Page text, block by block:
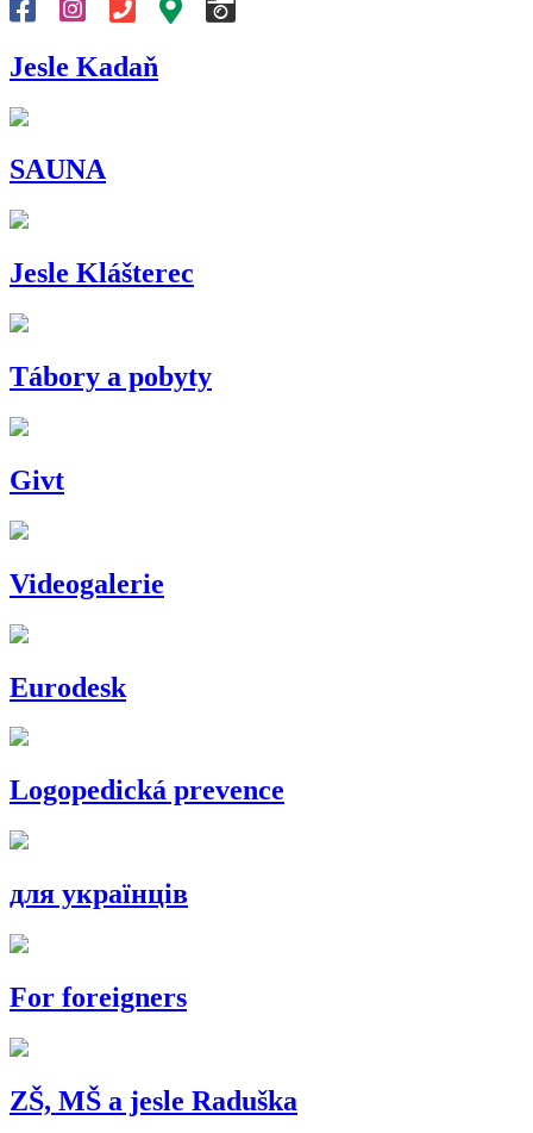
Jesle Kadaň
SAUNA
Jesle Klášterec
Tábory a pobyty
Givt
Videogalerie
Eurodesk
Logopedická prevence
для українців
For foreigners
ZŠ, MŠ a jesle Raduška